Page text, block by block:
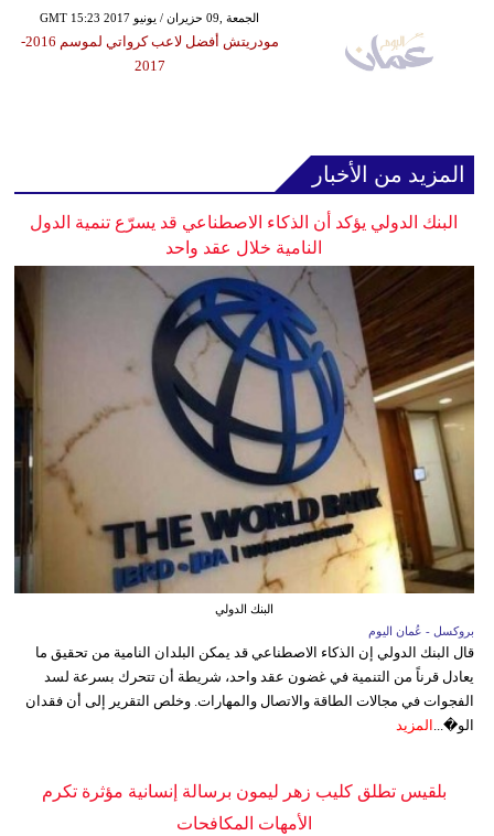
GMT 15:23 2017 الجمعة ,09 حزيران / يونيو
مودريتش أفضل لاعب كرواتي لموسم 2016-
2017
المزيد من الأخبار
البنك الدولي يؤكد أن الذكاء الاصطناعي قد يسرّع تنمية الدول
النامية خلال عقد واحد
البنك الدولي
بروكسل - عُمان اليوم
قال البنك الدولي إن الذكاء الاصطناعي قد يمكن البلدان النامية من تحقيق ما
يعادل قرناً من التنمية في غضون عقد واحد، شريطة أن تتحرك بسرعة لسد
الفجوات في مجالات الطاقة والاتصال والمهارات. وخلص التقرير إلى أن فقدان
الو�... المزيد
بلقيس تطلق كليب زهر ليمون برسالة إنسانية مؤثرة تكرم
الأمهات المكافحات